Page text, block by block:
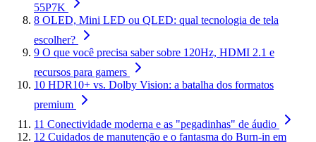
55P7K
8 OLED, Mini LED ou QLED: qual tecnologia de tela
escolher?
9 O que você precisa saber sobre 120Hz, HDMI 2.1 e
recursos para gamers
10 HDR10+ vs. Dolby Vision: a batalha dos formatos
premium
11 Conectividade moderna e as "pegadinhas" de áudio
12 Cuidados de manutenção e o fantasma do Burn-in em